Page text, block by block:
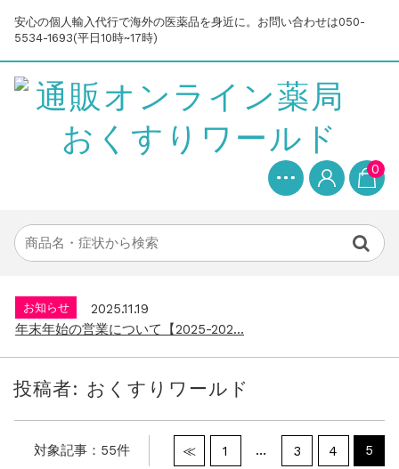
安心の個人輸入代行で海外の医薬品を身近に。お問い合わせは050-
5534-1693(平日10時~17時)
0
お知らせ
2025.8.24
問い合わせ停止期間のご案内...
2026.3.4
【中東情勢の影響】貨物配送遅れの可能性...
お知らせ
2026.1.6
お知らせ
2025.11.19
年末年始の営業について【2025-202...
お知らせ
2026.4.9
2026年GW営業について...
【中東情勢の影響】貨物配送遅れの可能性...
投稿者: おくすりワールド
≪ 1 … 3 4 5
対象記事：55件